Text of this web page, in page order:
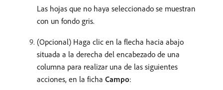
Las hojas que no haya seleccionado se muestran
con un fondo gris.
(Opcional) Haga clic en la flecha hacia abajo
situada a la derecha del encabezado de una
columna para realizar una de las siguientes
acciones, en la ficha Campo: